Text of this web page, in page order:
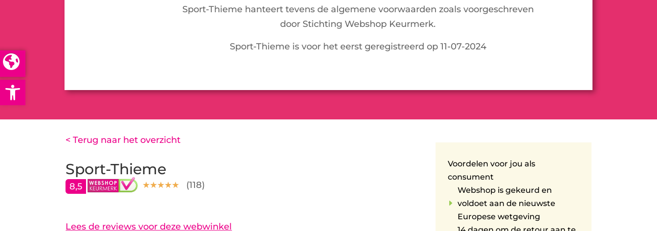
Open toolbar
Sport-Thieme hanteert tevens de algemene voorwaarden zoals voorgeschreven
door Stichting Webshop Keurmerk.
Sport-Thieme is voor het eerst geregistreerd op 11-07-2024
< Terug naar het overzicht
Sport-Thieme
8,5 (118)
Lees de reviews voor deze webwinkel
Voordelen voor jou als
consument
E
Webshop is gekeurd en
voldoet aan de nieuwste
Europese wetgeving